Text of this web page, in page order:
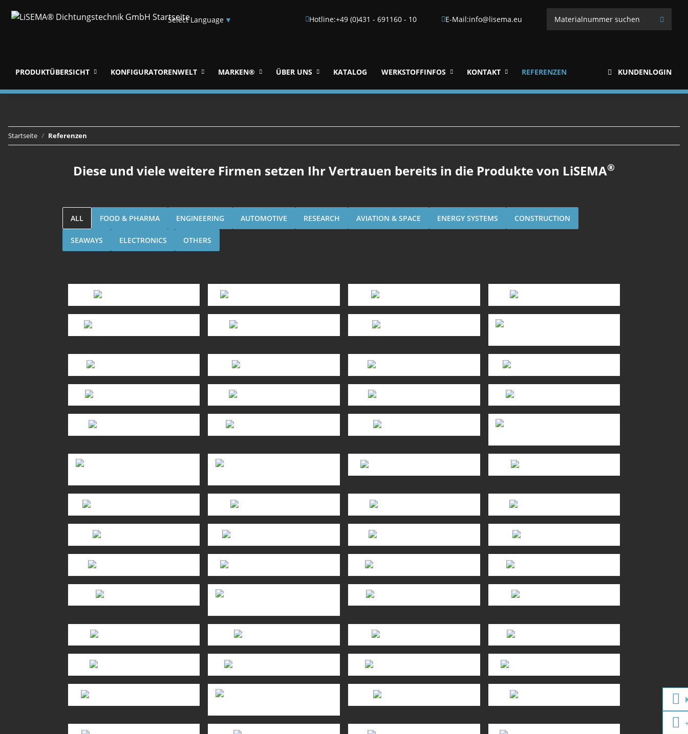
Select Language ▼ Hotline:+49 (0)431 - 691160 - 10 E-Mail:info@lisema.eu
KUNDENLOGIN
PRODUKTÜBERSICHT KONFIGURATORENWELT MARKEN® ÜBER UNS KATALOG WERKSTOFFINFOS KONTAKT REFERENZEN
Startseite Referenzen
Diese und viele weitere Firmen setzen Ihr Vertrauen bereits in die Produkte von LiSEMA®
ALL FOOD & PHARMA ENGINEERING AUTOMOTIVE RESEARCH AVIATION & SPACE ENERGY SYSTEMS CONSTRUCTION
SEAWAYS ELECTRONICS OTHERS